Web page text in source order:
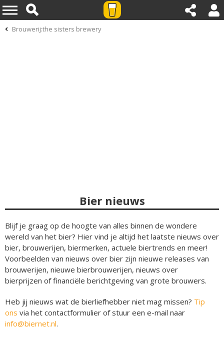
Brouwerij:the sisters brewery
Bier nieuws
Blijf je graag op de hoogte van alles binnen de wondere
wereld van het bier? Hier vind je altijd het laatste nieuws over
bier, brouwerijen, biermerken, actuele biertrends en meer!
Voorbeelden van nieuws over bier zijn nieuwe releases van
brouwerijen, nieuwe bierbrouwerijen, nieuws over
bierprijzen of financiële berichtgeving van grote brouwers.
Heb jij nieuws wat de bierliefhebber niet mag missen? Tip
ons via het contactformulier of stuur een e-mail naar
info@biernet.nl.